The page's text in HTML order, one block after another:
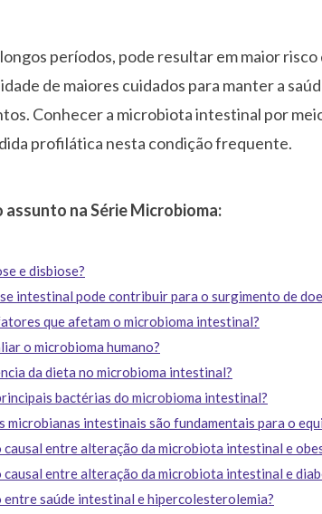
períodos, pode resultar em maior
de maiores cuidados para manter a
Conhecer a microbiota intestinal por
profilática nesta condição frequente.
assunto na Série Microbioma:
e disbiose?
intestinal pode contribuir para o surgimento de
que afetam o microbioma intestinal?
o microbioma humano?
da dieta no microbioma intestinal?
bactérias do microbioma intestinal?
microbianas intestinais são fundamentais para o
causal entre alteração da microbiota intestinal e
causal entre alteração da microbiota intestinal e
entre saúde intestinal e hipercolesterolemia?